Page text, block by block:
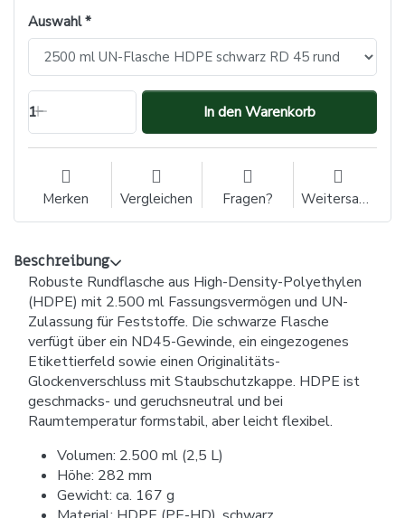
Auswahl
1 In den Warenkorb
Merken Vergleichen Fragen? Weitersagen
Beschreibung
Robuste Rundflasche aus High-Density-Polyethylen
(HDPE) mit 2.500 ml Fassungsvermögen und UN-
Zulassung für Feststoffe. Die schwarze Flasche
verfügt über ein ND45-Gewinde, ein eingezogenes
Etikettierfeld sowie einen Originalitäts-
Glockenverschluss mit Staubschutzkappe. HDPE ist
geschmacks- und geruchsneutral und bei
Raumtemperatur formstabil, aber leicht flexibel.
Volumen: 2.500 ml (2,5 L)
Höhe: 282 mm
Gewicht: ca. 167 g